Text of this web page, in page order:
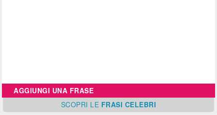
AGGIUNGI UNA FRASE
SCOPRI LE FRASI CELEBRI